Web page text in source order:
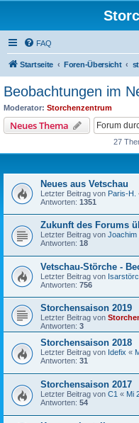
FAQ
Startseite Foren-Übersicht
Beobachtungen im
Moderator: Storchenzentrum
Neues Thema
27
Neues aus Vetschau
Letzter Beitrag von Paris-H.
Antworten: 1351
Zukunft des Forums
Letzter Beitrag von Joachim
Antworten: 18
Vetschau-Störche -
Letzter Beitrag von
Antworten: 756
Storchensaison 2019
Letzter Beitrag von
Antworten: 3
Storchensaison 2018
Letzter Beitrag von Idefix «
Antworten: 31
Storchensaison 2017
Letzter Beitrag von C1 « Mi
Antworten: 54